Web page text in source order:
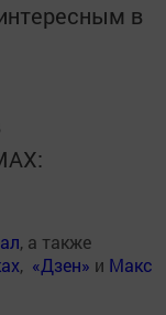
в
, а также
, «Дзен» и Макс